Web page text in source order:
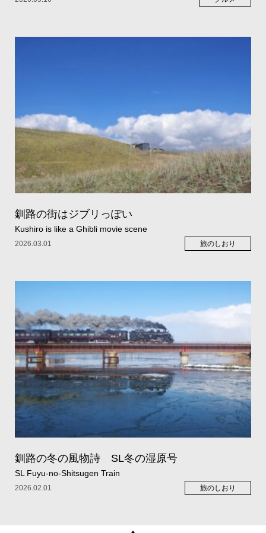
釧路の街はジブリっぽい
Kushiro is like a Ghibli movie scene
2026.03.01 旅のしおり
釧路の冬の風物詩 SL冬の湿原号
SL Fuyu-no-Shitsugen Train
2026.02.01 旅のしおり